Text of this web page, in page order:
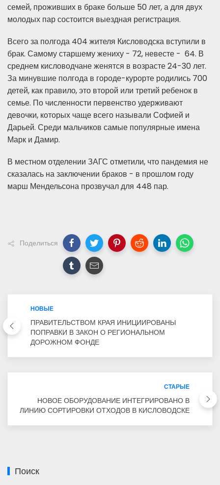
семей, проживших в браке больше 50 лет, а для двух
молодых пар состоится выездная регистрация.
Всего за полгода 404 жителя Кисловодска вступили в
брак. Самому старшему жениху - 72, невесте - 64. В
среднем кисловодчане женятся в возрасте 24-30 лет.
За минувшие полгода в городе-курорте родились 700
детей, как правило, это второй или третий ребенок в
семье. По численности первенство удерживают
девочки, которых чаще всего называли Софией и
Дарьей. Среди мальчиков самые популярные имена
Марк и Дамир.
В местном отделении ЗАГС отметили, что пандемия не
сказалась на заключении браков - в прошлом году
марш Мендельсона прозвучал для 448 пар.
Поделиться
НОВЫЕ
ПРАВИТЕЛЬСТВОМ КРАЯ ИНИЦИИРОВАНЫ
ПОПРАВКИ В ЗАКОН О РЕГИОНАЛЬНОМ
ДОРОЖНОМ ФОНДЕ
СТАРЫЕ
НОВОЕ ОБОРУДОВАНИЕ ИНТЕГРИРОВАНО В
ЛИНИЮ СОРТИРОВКИ ОТХОДОВ В КИСЛОВОДСКЕ
Поиск